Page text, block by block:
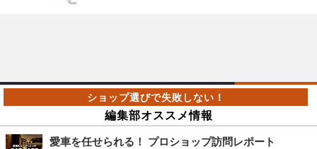
編集部オススメ情報
愛車を任せられる！ プロショップ訪問レポート